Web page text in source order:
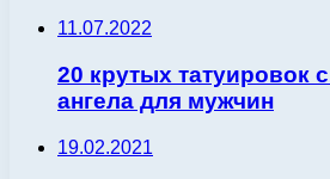
11.07.2022
20 крутых татуировок
ангела для мужчин
19.02.2021